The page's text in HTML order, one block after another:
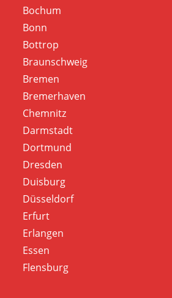
Bochum
Bonn
Bottrop
Braunschweig
Bremen
Bremerhaven
Chemnitz
Darmstadt
Dortmund
Dresden
Duisburg
Düsseldorf
Erfurt
Erlangen
Essen
Flensburg